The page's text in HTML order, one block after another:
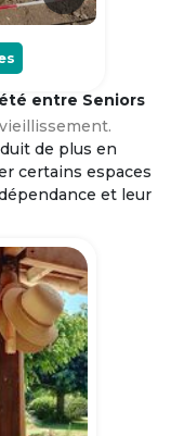
entre Seniors
de plus en
certains espaces
et leur